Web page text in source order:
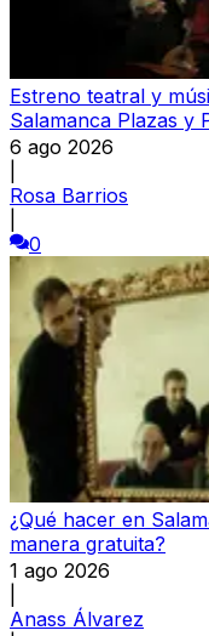
Estreno teatral y
Salamanca Plazas y
6 ago 2026
Rosa Barrios
0
¿Qué hacer en
manera gratuita?
1 ago 2026
Anass Álvarez